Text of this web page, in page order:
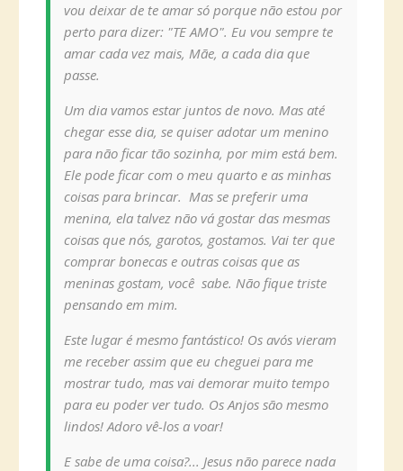
vou deixar de te amar só porque não estou por
perto para dizer: "TE AMO". Eu vou sempre te
amar cada vez mais, Mãe, a cada dia que
passe.
Um dia vamos estar juntos de novo. Mas até
chegar esse dia, se quiser adotar um menino
para não ficar tão sozinha, por mim está bem.
Ele pode ficar com o meu quarto e as minhas
coisas para brincar. Mas se preferir uma
menina, ela talvez não vá gostar das mesmas
coisas que nós, garotos, gostamos. Vai ter que
comprar bonecas e outras coisas que as
meninas gostam, você sabe. Não fique triste
pensando em mim.
Este lugar é mesmo fantástico! Os avós vieram
me receber assim que eu cheguei para me
mostrar tudo, mas vai demorar muito tempo
para eu poder ver tudo. Os Anjos são mesmo
lindos! Adoro vê-los a voar!
E sabe de uma coisa?... Jesus não parece nada